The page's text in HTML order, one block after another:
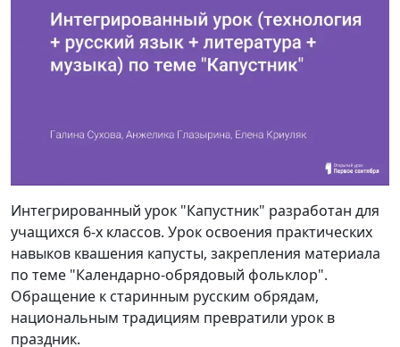
Интегрированный урок "Капустник" разработан для
учащихся 6-х классов. Урок освоения практических
навыков квашения капусты, закрепления материала
по теме "Календарно-обрядовый фольклор".
Обращение к старинным русским обрядам,
национальным традициям превратили урок в
праздник.